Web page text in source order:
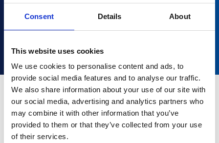
Consent Details About
This website uses cookies
We use cookies to personalise content and ads, to
provide social media features and to analyse our traffic.
We also share information about your use of our site with
our social media, advertising and analytics partners who
may combine it with other information that you’ve
provided to them or that they’ve collected from your use
of their services.
Dlaczego warto wybrać Agito
Medical?